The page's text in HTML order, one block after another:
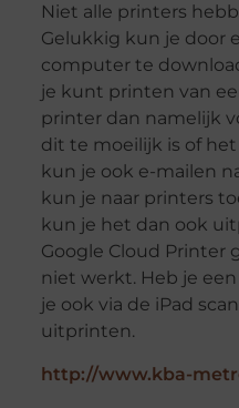
Niet alle printers
Gelukkig kun je door
computer te
je kunt printen van
printer dan namelijk
dit te moeilijk is of
kun je ook e-mailen
kun je naar printers
kun je het dan ook
Google Cloud Printer
niet werkt. Heb je
je ook via de iPad
uitprinten.
http://www.kba-